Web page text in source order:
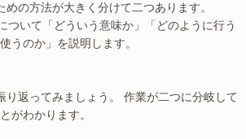
の方法が大きく分けて二つあります。
ついて「どういう意味か」「どのように行う
うのか」を説明します。
り返ってみましょう。 作業が二つに分岐して
がわかります。